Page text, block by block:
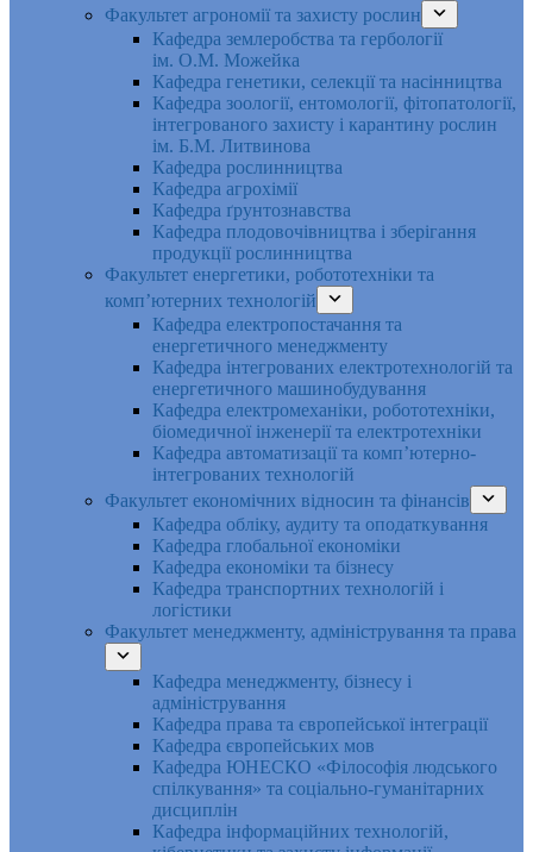
Факультет агрономії та захисту рослин
Кафедра землеробства та гербології
ім. О.М. Можейка
Кафедра генетики, селекції та насінництва
Кафедра зоології, ентомології, фітопатології,
інтегрованого захисту і карантину рослин
ім. Б.М. Литвинова
Кафедра рослинництва
Кафедра агрохімії
Кафедра ґрунтознавства
Кафедра плодовочівництва і зберігання
продукції рослинництва
Факультет енергетики, робототехніки та
комп’ютерних технологій
Кафедра електропостачання та
енергетичного менеджменту
Кафедра інтегрованих електротехнологій та
енергетичного машинобудування
Кафедра електромеханіки, робототехніки,
біомедичної інженерії та електротехніки
Кафедра автоматизації та комп’ютерно-
інтегрованих технологій
Факультет економічних відносин та фінансів
Кафедра обліку, аудиту та оподаткування
Кафедра глобальної економіки
Кафедра економіки та бізнесу
Кафедра транспортних технологій і
логістики
Факультет менеджменту, адміністрування та права
Кафедра менеджменту, бізнесу і
адміністрування
Кафедра права та європейської інтеграції
Кафедра європейських мов
Кафедра ЮНЕСКО «Філософія людського
спілкування» та соціально-гуманітарних
дисциплін
Кафедра інформаційних технологій,